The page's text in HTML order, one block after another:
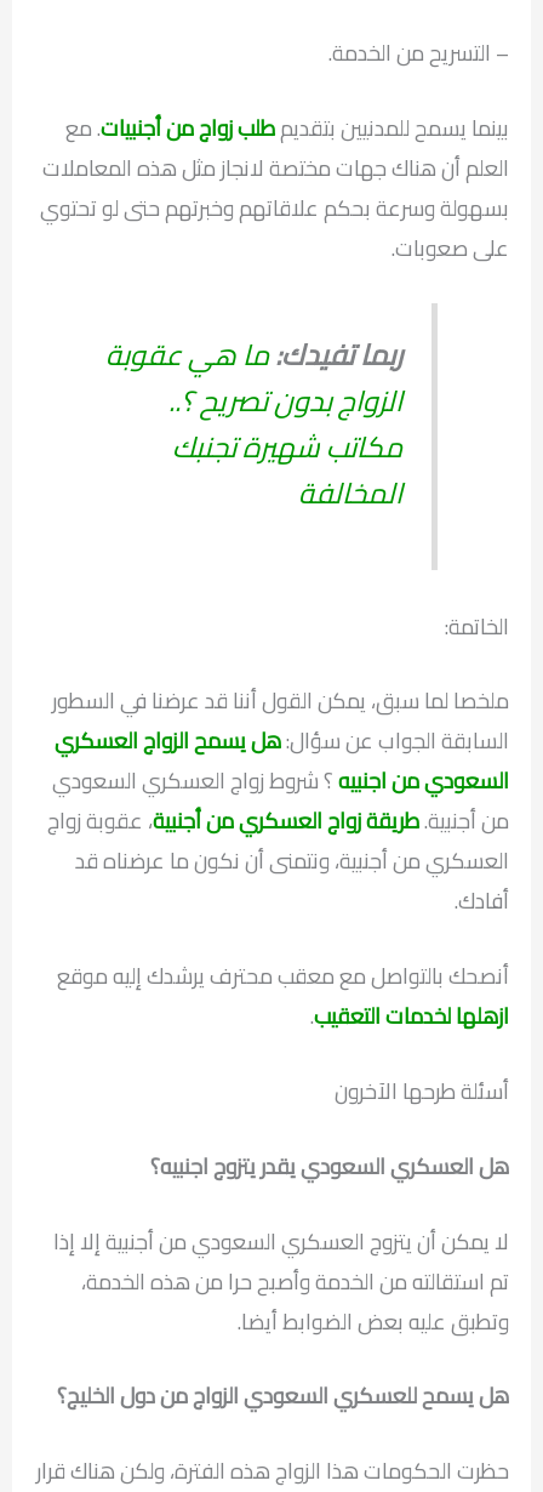
– التسريح من الخدمة.
بينما يسمح للمدنيين بتقديمطلب زواج من أجنبيات. مع
العلم أن هناك جهات مختصة لانجاز مثل هذه المعاملات
بسهولة وسرعة بحكم علاقاتهم وخبرتهم حتى لو تحتوي
على صعوبات.
ربما تفيدك:ما هي عقوبة
الزواج بدون تصريح ؟..
مكاتب شهيرة تجنبك
المخالفة
الخاتمة:
ملخصا لما سبق، يمكن القول أننا قد عرضنا في السطور
السابقة الجواب عن سؤال:هل يسمح الزواج العسكري
السعودي من اجنبيه؟ شروط زواج العسكري السعودي
من أجنبية.طريقة زواج العسكري من أجنبية، عقوبة زواج
العسكري من أجنبية، ونتمنى أن نكون ما عرضناه قد
أفادك.
أنصحك بالتواصل مع معقب محترف يرشدك إليه موقع
ازهلها لخدمات التعقيب.
أسئلة طرحها الآخرون
هل العسكري السعودي يقدر يتزوج اجنبيه؟
لا يمكن أن يتزوج العسكري السعودي من أجنبية إلا إذا
تم استقالته من الخدمة وأصبح حرا من هذه الخدمة،
وتطبق عليه بعض الضوابط أيضا.
هل يسمح للعسكري السعودي الزواج من دول الخليج؟
حظرت الحكومات هذا الزواج هذه الفترة، ولكن هناك قرار